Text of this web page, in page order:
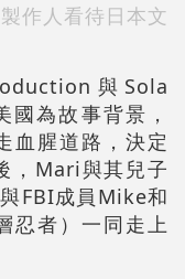
作人看待日本文
與Sola
為故事背景，
血腥道路，決定
，Mari與其兒子
FBI成員Mike和
忍者）一同走上